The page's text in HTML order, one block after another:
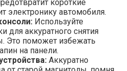
короткие
электронику автомобиля.
Используйте
для аккуратного снятия
Это поможет избежать
на панели.
Аккуратно